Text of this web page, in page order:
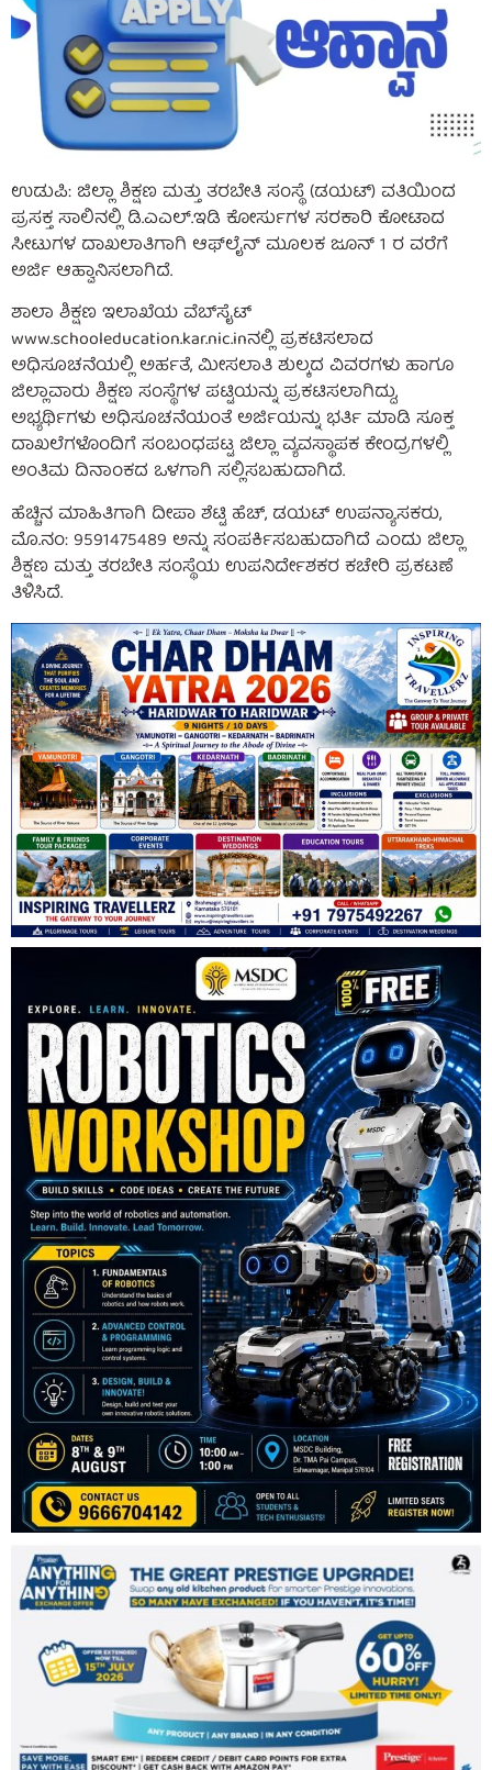
ಉಡುಪಿ: ಜಿಲ್ಲಾ ಶಿಕ್ಷಣ ಮತ್ತು ತರಬೇತಿ ಸಂಸ್ಥೆ (ಡಯಟ್) ವತಿಯಿಂದ
ಪ್ರಸಕ್ತ ಸಾಲಿನಲ್ಲಿ ಡಿ.ಎಎಲ್.ಇಡಿ ಕೋರ್ಸುಗಳ ಸರಕಾರಿ ಕೋಟಾದ
ಸೀಟುಗಳ ದಾಖಲಾತಿಗಾಗಿ ಆಫ್‌ಲೈನ್ ಮೂಲಕ ಜೂನ್ 1 ರ ವರೆಗೆ
ಅರ್ಜಿ ಆಹ್ವಾನಿಸಲಾಗಿದೆ.
ಶಾಲಾ ಶಿಕ್ಷಣ ಇಲಾಖೆಯ ವೆಬ್‌ಸೈಟ್
www.schooleducation.kar.nic.inನಲ್ಲಿ ಪ್ರಕಟಿಸಲಾದ
ಅಧಿಸೂಚನೆಯಲ್ಲಿ ಅರ್ಹತೆ, ಮೀಸಲಾತಿ ಶುಲ್ಕದ ವಿವರಗಳು ಹಾಗೂ
ಜಿಲ್ಲಾವಾರು ಶಿಕ್ಷಣ ಸಂಸ್ಥೆಗಳ ಪಟ್ಟಿಯನ್ನು ಪ್ರಕಟಿಸಲಾಗಿದ್ದು,
ಅಭ್ಯರ್ಥಿಗಳು ಅಧಿಸೂಚನೆಯಂತೆ ಅರ್ಜಿಯನ್ನು ಭರ್ತಿ ಮಾಡಿ ಸೂಕ್ತ
ದಾಖಲೆಗಳೊಂದಿಗೆ ಸಂಬಂಧಪಟ್ಟ ಜಿಲ್ಲಾ ವ್ಯವಸ್ಥಾಪಕ ಕೇಂದ್ರಗಳಲ್ಲಿ
ಅಂತಿಮ ದಿನಾಂಕದ ಒಳಗಾಗಿ ಸಲ್ಲಿಸಬಹುದಾಗಿದೆ.
ಹೆಚ್ಚಿನ ಮಾಹಿತಿಗಾಗಿ ದೀಪಾ ಶೆಟ್ಟಿ ಹೆಚ್, ಡಯಟ್ ಉಪನ್ಯಾಸಕರು,
ಮೊ.ನಂ: 9591475489 ಅನ್ನು ಸಂಪರ್ಕಿಸಬಹುದಾಗಿದೆ ಎಂದು ಜಿಲ್ಲಾ
ಶಿಕ್ಷಣ ಮತ್ತು ತರಬೇತಿ ಸಂಸ್ಥೆಯ ಉಪನಿರ್ದೇಶಕರ ಕಚೇರಿ ಪ್ರಕಟಣೆ
ತಿಳಿಸಿದೆ.